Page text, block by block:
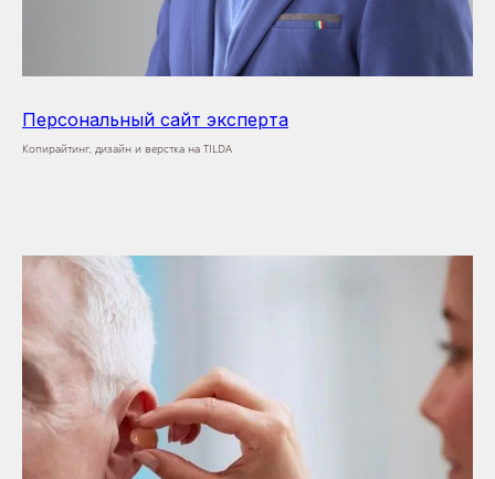
Персональный сайт эксперта
Копирайтинг, дизайн и верстка на TILDA